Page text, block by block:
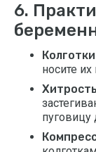
6.
носите
пуговицу